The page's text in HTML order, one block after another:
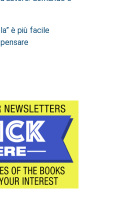
è più facile